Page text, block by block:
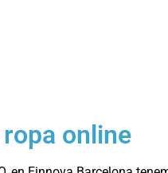
online